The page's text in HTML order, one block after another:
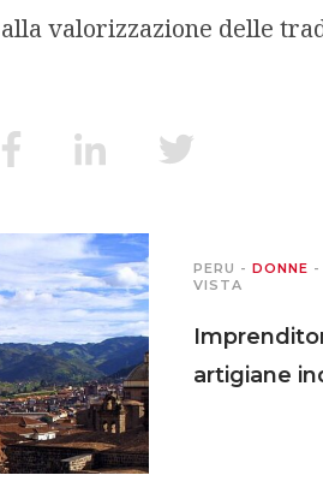
alla valorizzazione delle
PERU - DONNE -
VISTA
artigiane